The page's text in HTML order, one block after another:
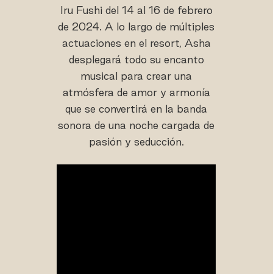
Iru Fushi del 14 al 16 de febrero
de 2024. A lo largo de múltiples
actuaciones en el resort, Asha
desplegará todo su encanto
musical para crear una
atmósfera de amor y armonía
que se convertirá en la banda
sonora de una noche cargada de
pasión y seducción.